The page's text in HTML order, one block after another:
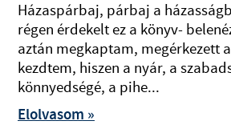
Házaspárbaj, párbaj a
régen érdekelt ez a könyv-
aztán megkaptam, megérkezett
kezdtem, hiszen a nyár, a
könnyedségé, a pihe...
Elolvasom »